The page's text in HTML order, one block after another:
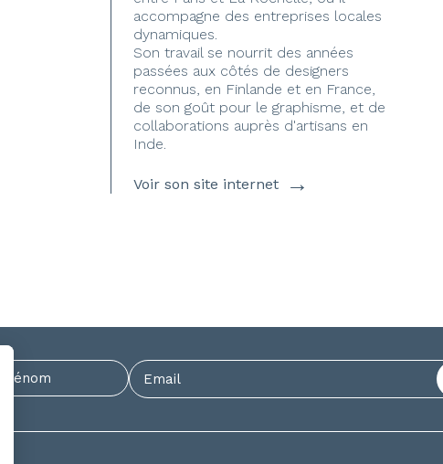
accompagne des entreprises locales
dynamiques.
Son travail se nourrit des années
passées aux côtés de designers
reconnus, en Finlande et en France,
de son goût pour le graphisme, et de
collaborations auprès d'artisans en
Inde.
Voir son site internet →